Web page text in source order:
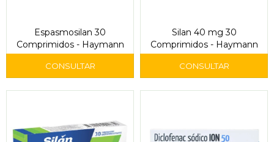
Espasmosilan 30
Comprimidos - Haymann
Silan 40 mg 30
Comprimidos - Haymann